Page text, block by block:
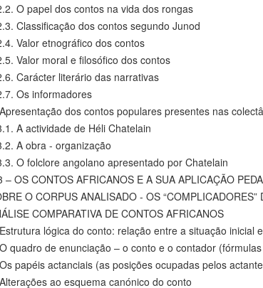
papel dos contos na vida dos rongas
dos contos segundo Junod
etnográfico dos contos
moral e filosófico dos contos
literário das narrativas
informadores
dos contos populares presentes nas
actividade de Héli Chatelain
obra - organização
folclore angolano apresentado por Chatelain
– OS CONTOS AFRICANOS E A SUA APLICAÇÃO
O CORPUS ANALISADO - OS “COMPLICADORES”
COMPARATIVA DE CONTOS AFRICANOS
lógica do conto: relação entre a situação inicial
de enunciação – o conto e o contador (fórmulas
papéis actanciais (as posições ocupadas pelos
ao esquema canónico do conto